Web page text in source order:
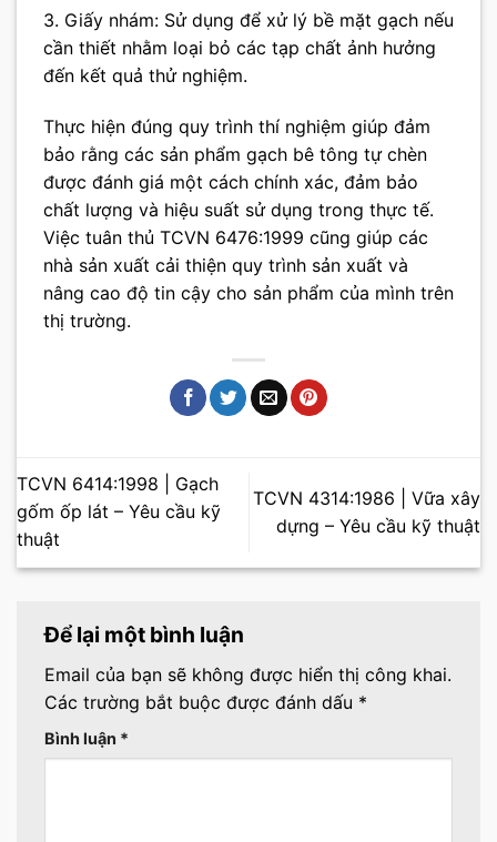
3. Giấy nhám: Sử dụng để xử lý bề mặt gạch nếu
cần thiết nhằm loại bỏ các tạp chất ảnh hưởng
đến kết quả thử nghiệm.
Thực hiện đúng quy trình thí nghiệm giúp đảm
bảo rằng các sản phẩm gạch bê tông tự chèn
được đánh giá một cách chính xác, đảm bảo
chất lượng và hiệu suất sử dụng trong thực tế.
Việc tuân thủ TCVN 6476:1999 cũng giúp các
nhà sản xuất cải thiện quy trình sản xuất và
nâng cao độ tin cậy cho sản phẩm của mình trên
thị trường.
TCVN 6414:1998 | Gạch
gốm ốp lát – Yêu cầu kỹ
thuật
TCVN 4314:1986 | Vữa xây
dựng – Yêu cầu kỹ thuật
Để lại một bình luận
Email của bạn sẽ không được hiển thị công khai.
Các trường bắt buộc được đánh dấu *
Bình luận *